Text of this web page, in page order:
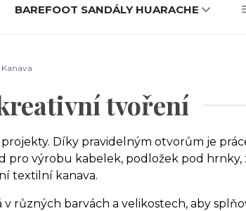
BAREFOOT SANDÁLY HUARACHE
Kanava
tvoření
Díky pravidelným otvorům je
pro výrobu kabelek, podložek pod hrnky,
textilní kanava.
různých barvách a velikostech, aby